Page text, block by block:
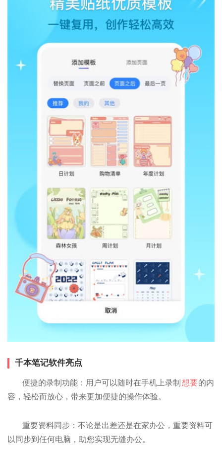
千本笔记软件亮点
便捷的录制功能：用户可以随时在手机上录制 想要的内
容，轻松而放心，带来更加便捷的操作体验。
重要资料同步：不论是出差还是在家办公，重要资料可
以同步到任何电脑，助您实现无缝办公。